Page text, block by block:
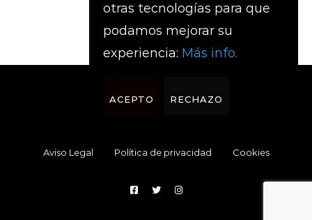
Aviso Legal Política de privacidad Cookies
otras tecnologías para que
podamos mejorar su
experiencia: Más info.
ACEPTO RECHAZO